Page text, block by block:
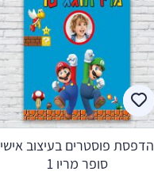
הדפסת פוסטרים בעיצוב אישי
סופר מריו 1